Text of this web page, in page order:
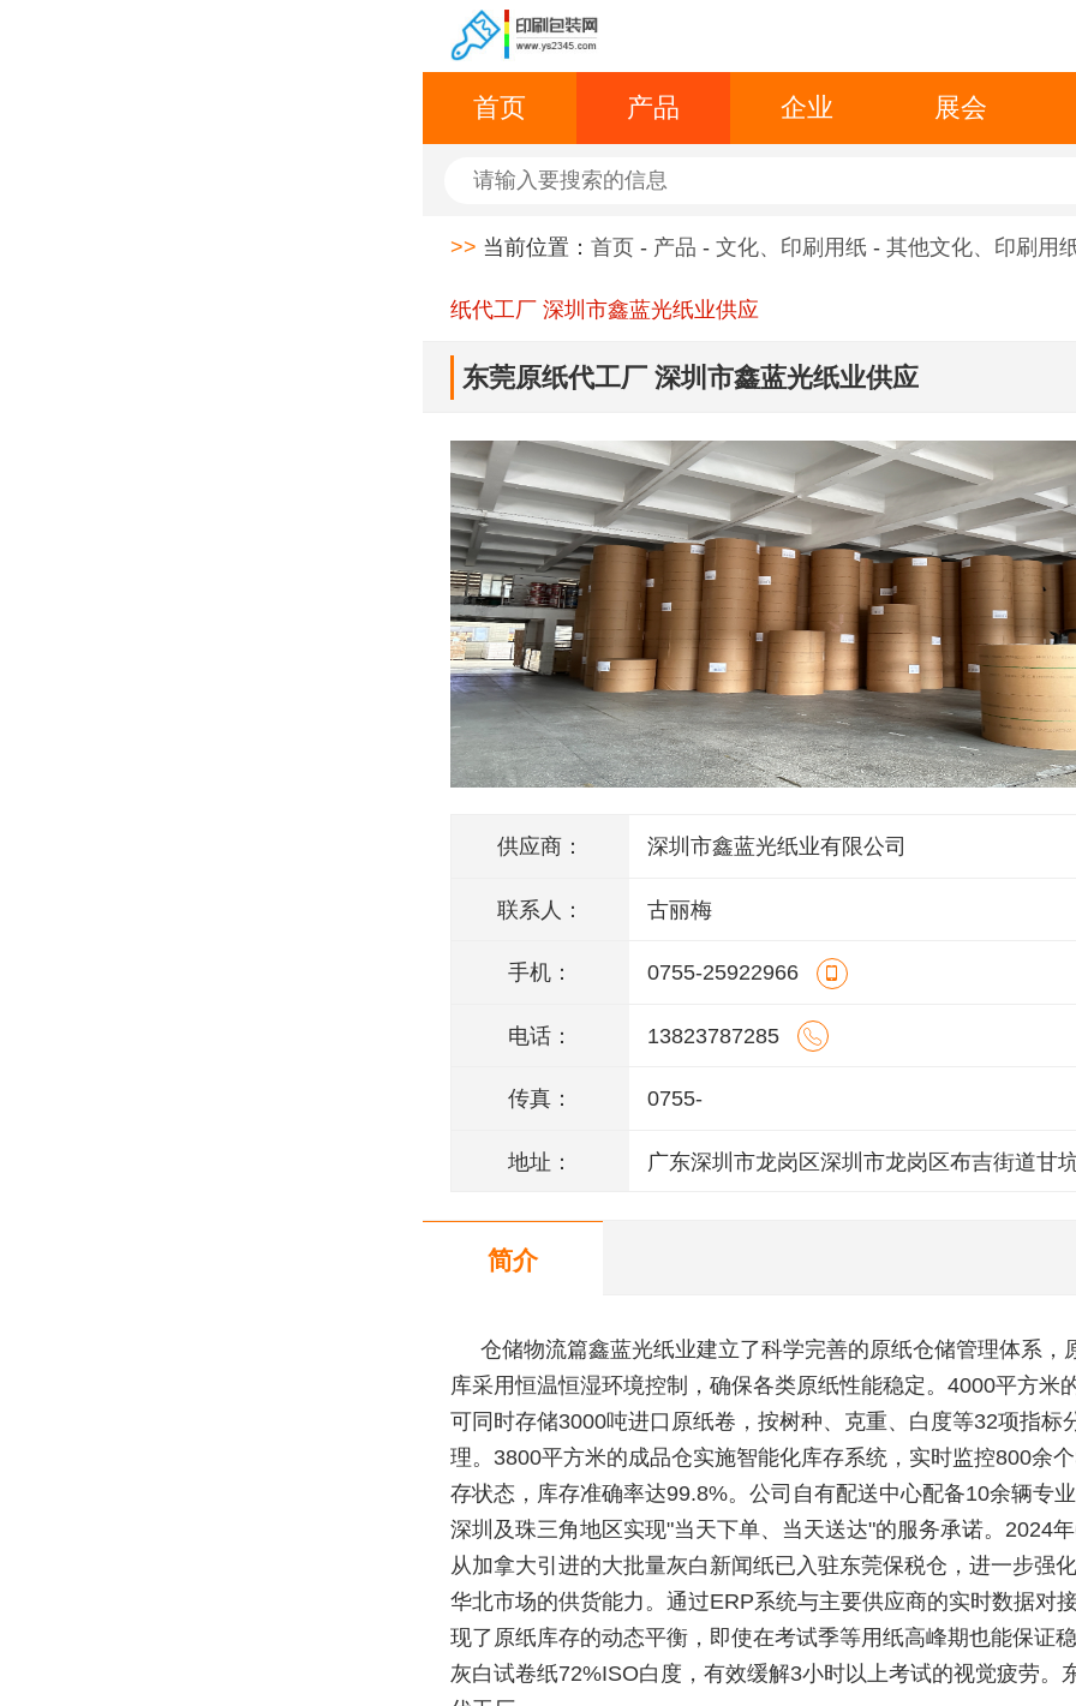
首页 产品 企业 展会
>> 当前位置： 首页 - 产品 - 文化、印刷用纸 - 其他文化、印刷用
纸代工厂 深圳市鑫蓝光纸业供应
东莞原纸代工厂 深圳市鑫蓝光纸业供应
供应商： 深圳市鑫蓝光纸业有限公司
联系人： 古丽梅
手机： 0755-25922966
电话： 13823787285
传真： 0755-
地址： 广东深圳市龙岗区深圳市龙岗区布吉街道甘
简介
仓储物流篇鑫蓝光纸业建立了科学完善的原纸仓储管理体系，
库采用恒温恒湿环境控制，确保各类原纸性能稳定。4000平方米
可同时存储3000吨进口原纸卷，按树种、克重、白度等32项指标
理。3800平方米的成品仓实施智能化库存系统，实时监控800余
存状态，库存准确率达99.8%。公司自有配送中心配备10余辆专
深圳及珠三角地区实现"当天下单、当天送达"的服务承诺。2024
从加拿大引进的大批量灰白新闻纸已入驻东莞保税仓，进一步强化
华北市场的供货能力。通过ERP系统与主要供应商的实时数据对
现了原纸库存的动态平衡，即使在考试季等用纸高峰期也能保证稳
灰白试卷纸72%ISO白度，有效缓解3小时以上考试的视觉疲劳。